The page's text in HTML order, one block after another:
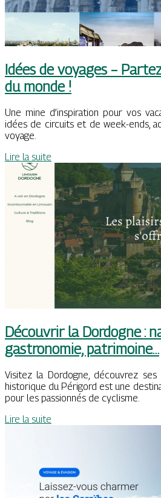
Idées de voyages –
du monde !
Une mine d’inspiration pour vos
idées de circuits et de week-ends,
voyage.
Lire la suite
Découvrir la Dordogne :
gastronomie, patrimoine…
Visitez la Dordogne, découvrez
historique du Périgord est une
pour les passionnés de cyclisme.
Lire la suite